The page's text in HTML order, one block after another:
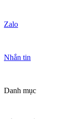
Zalo
Nhắn tin
Danh mục